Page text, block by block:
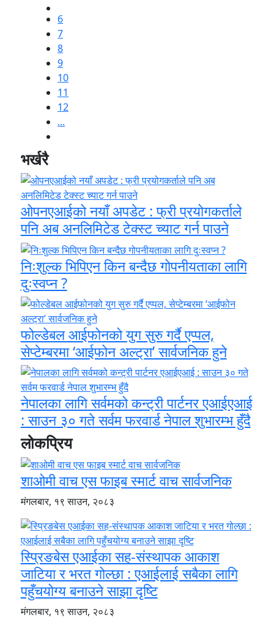
भर्खरै
ओपनएआईको नयाँ अपडेट : फ्री प्रयोगकर्ताले
पनि अब अनलिमिटेड टेक्स्ट च्याट गर्न पाउने
निःशुल्क भिपिएन किन बन्दैछ गोपनीयताका लागि
दुःस्वप्न ?
फोल्डेबल आईफोनको युग सुरु गर्दै एप्पल,
सेप्टेम्बरमा ‘आईफोन अल्ट्रा’ सार्वजनिक हुने
नेपालका लागि सर्वमको कन्ट्री पार्टनर एआईएआई
: साउन ३० गते सर्वम फरवार्ड नेपाल शुभारम्भ हुँदै
लोकप्रिय
शाओमी वाच एस फाइब स्मार्ट वाच सार्वजनिक
मंगलबार, १९ साउन, २०८३
स्प्रिङबेस एआईका सह-संस्थापक आकाश
जाटिया र भरत गोल्छा : एआईलाई सबैका लागि
पहुँचयोग्य बनाउने साझा दृष्टि
मंगलबार, १९ साउन, २०८३
6
7
8
9
10
11
12
...